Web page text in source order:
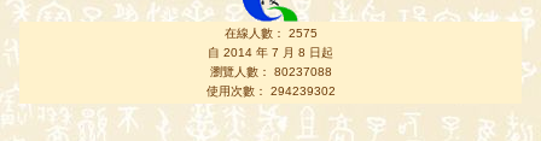
在線人數： 2575
自 2014 年 7 月 8 日起
瀏覽人數： 80237088
使用次數： 294239302